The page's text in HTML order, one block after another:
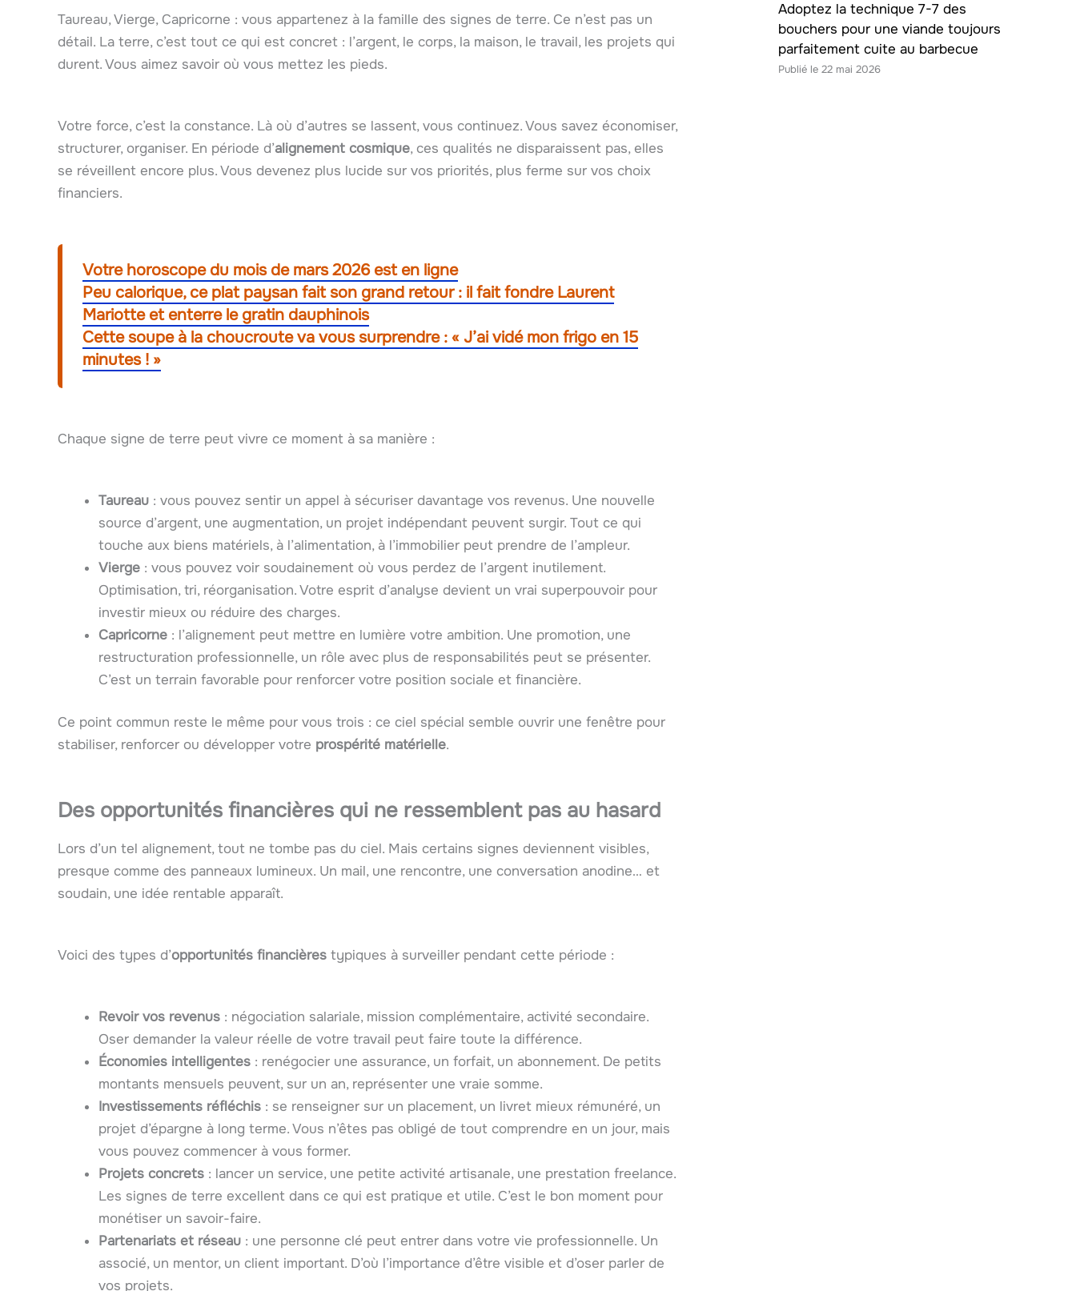
Taureau, Vierge, Capricorne : vous appartenez à la famille des signes de terre. Ce n’est pas un
détail. La terre, c’est tout ce qui est concret : l’argent, le corps, la maison, le travail, les projets qui
durent. Vous aimez savoir où vous mettez les pieds.
Votre force, c’est la constance. Là où d’autres se lassent, vous continuez. Vous savez économiser,
structurer, organiser. En période d’alignement cosmique, ces qualités ne disparaissent pas, elles
se réveillent encore plus. Vous devenez plus lucide sur vos priorités, plus ferme sur vos choix
financiers.
Votre horoscope du mois de mars 2026 est en ligne
Peu calorique, ce plat paysan fait son grand retour : il fait fondre Laurent
Mariotte et enterre le gratin dauphinois
Cette soupe à la choucroute va vous surprendre : « J’ai vidé mon frigo en 15
minutes ! »
Chaque signe de terre peut vivre ce moment à sa manière :
Taureau : vous pouvez sentir un appel à sécuriser davantage vos revenus. Une nouvelle
source d’argent, une augmentation, un projet indépendant peuvent surgir. Tout ce qui
touche aux biens matériels, à l’alimentation, à l’immobilier peut prendre de l’ampleur.
Vierge : vous pouvez voir soudainement où vous perdez de l’argent inutilement.
Optimisation, tri, réorganisation. Votre esprit d’analyse devient un vrai superpouvoir pour
investir mieux ou réduire des charges.
Capricorne : l’alignement peut mettre en lumière votre ambition. Une promotion, une
restructuration professionnelle, un rôle avec plus de responsabilités peut se présenter.
C’est un terrain favorable pour renforcer votre position sociale et financière.
Ce point commun reste le même pour vous trois : ce ciel spécial semble ouvrir une fenêtre pour
stabiliser, renforcer ou développer votre prospérité matérielle.
Des opportunités financières qui ne ressemblent pas au hasard
Lors d’un tel alignement, tout ne tombe pas du ciel. Mais certains signes deviennent visibles,
presque comme des panneaux lumineux. Un mail, une rencontre, une conversation anodine… et
soudain, une idée rentable apparaît.
Voici des types d’opportunités financières typiques à surveiller pendant cette période :
Revoir vos revenus : négociation salariale, mission complémentaire, activité secondaire.
Oser demander la valeur réelle de votre travail peut faire toute la différence.
Économies intelligentes : renégocier une assurance, un forfait, un abonnement. De petits
montants mensuels peuvent, sur un an, représenter une vraie somme.
Investissements réfléchis : se renseigner sur un placement, un livret mieux rémunéré, un
projet d’épargne à long terme. Vous n’êtes pas obligé de tout comprendre en un jour, mais
vous pouvez commencer à vous former.
Projets concrets : lancer un service, une petite activité artisanale, une prestation freelance.
Les signes de terre excellent dans ce qui est pratique et utile. C’est le bon moment pour
monétiser un savoir-faire.
Partenariats et réseau : une personne clé peut entrer dans votre vie professionnelle. Un
associé, un mentor, un client important. D’où l’importance d’être visible et d’oser parler de
vos projets.
Adoptez la technique 7-7 des
bouchers pour une viande toujours
parfaitement cuite au barbecue
22 mai 2026